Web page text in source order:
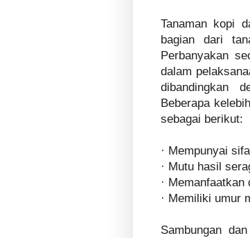
Tanaman kopi
bagian dari
Perbanyakan
dalam
dibandingkan
Beberapa
sebagai berikut:
· Mempunyai
· Mutu hasil
·
· Memiliki umur
Sambungan